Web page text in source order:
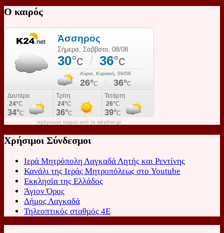
Ο καιρός
πρόγνωση καιρού από το weather.gr
Χρήσιμοι Σύνδεσμοι
Ιερά Μητρόπολη Λαγκαδά Λητής και Ρεντίνης
Κανάλι της Ιεράς Μητροπόλεως στο Youtube
Εκκλησία της Ελλάδος
Άγιον Όρος
Δήμος Λαγκαδά
Τηλεοπτικός σταθμός 4Ε